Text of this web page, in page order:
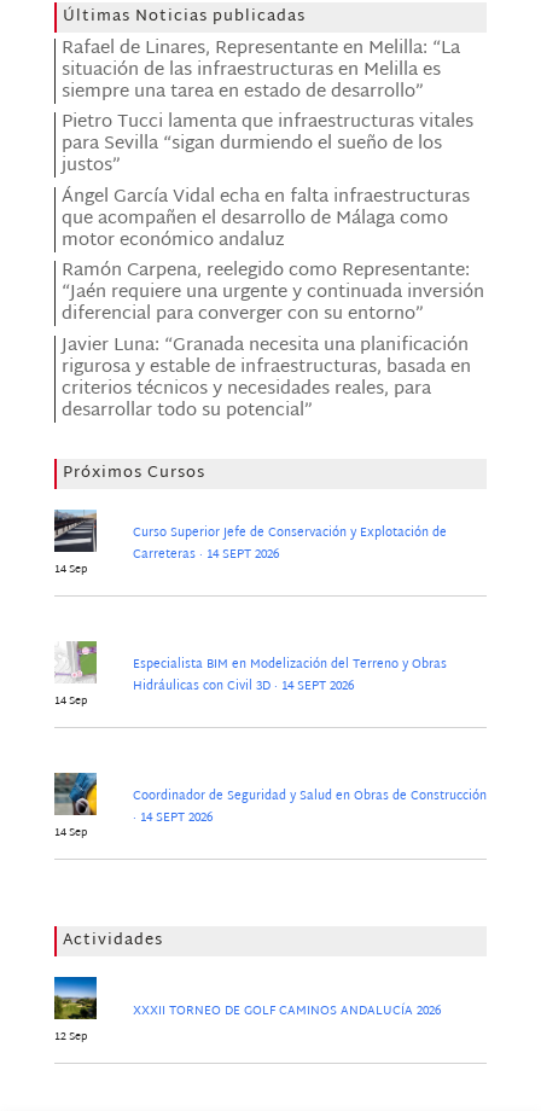
Últimas Noticias publicadas
Rafael de Linares, Representante en Melilla: “La
situación de las infraestructuras en Melilla es
siempre una tarea en estado de desarrollo”
Pietro Tucci lamenta que infraestructuras vitales
para Sevilla “sigan durmiendo el sueño de los
justos”
Ángel García Vidal echa en falta infraestructuras
que acompañen el desarrollo de Málaga como
motor económico andaluz
Ramón Carpena, reelegido como Representante:
“Jaén requiere una urgente y continuada inversión
diferencial para converger con su entorno”
Javier Luna: “Granada necesita una planificación
rigurosa y estable de infraestructuras, basada en
criterios técnicos y necesidades reales, para
desarrollar todo su potencial”
Próximos Cursos
14 Sep
Curso Superior Jefe de Conservación y Explotación de
Carreteras · 14 SEPT 2026
14 Sep
Especialista BIM en Modelización del Terreno y Obras
Hidráulicas con Civil 3D · 14 SEPT 2026
14 Sep
Coordinador de Seguridad y Salud en Obras de Construcción
· 14 SEPT 2026
Actividades
12 Sep
XXXII TORNEO DE GOLF CAMINOS ANDALUCÍA 2026